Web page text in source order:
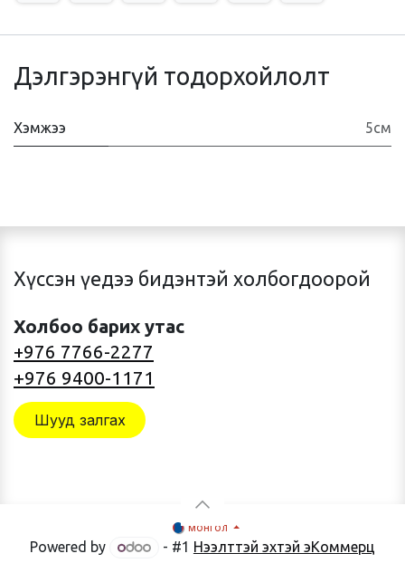
Дэлгэрэнгүй тодорхойлолт
Хэмжээ 5см
Хүссэн үедээ бидэнтэй холбогдоорой
Холбоо барих утас
+976 7766-2277
+976 9400-1171
Шууд залгах
монгол
Powered by - #1 Нээлттэй эхтэй эКоммерц